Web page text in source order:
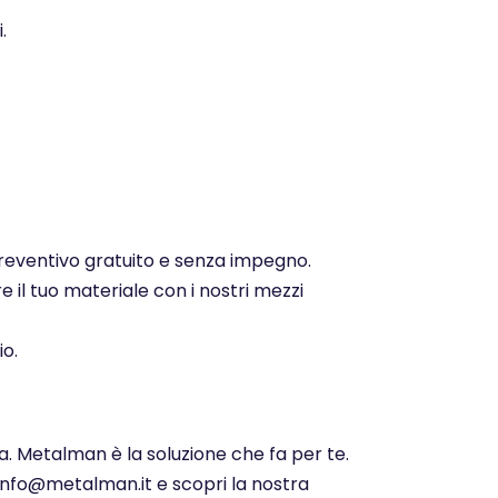
gratuito e senza impegno.
il tuo materiale con i nostri mezzi
Metalman è la soluzione che fa per te.
e scopri la nostra